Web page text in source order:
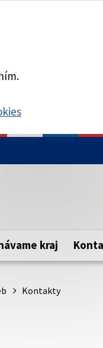
stránka je
webovú
pred názvom
kraj
Kontakty